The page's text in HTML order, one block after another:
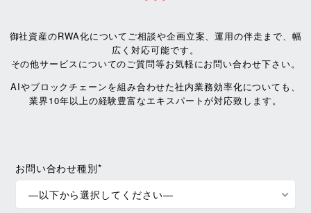
御社資産のRWA化についてご相談や企画立案、運用の伴走まで、幅
広く対応可能です。
その他サービスについてのご質問等お気軽にお問い合わせ下さい。
AIやブロックチェーンを組み合わせた社内業務効率化についても、
業界10年以上の経験豊富なエキスパートが対応致します。
お問い合わせ種別*
—以下から選択してください—